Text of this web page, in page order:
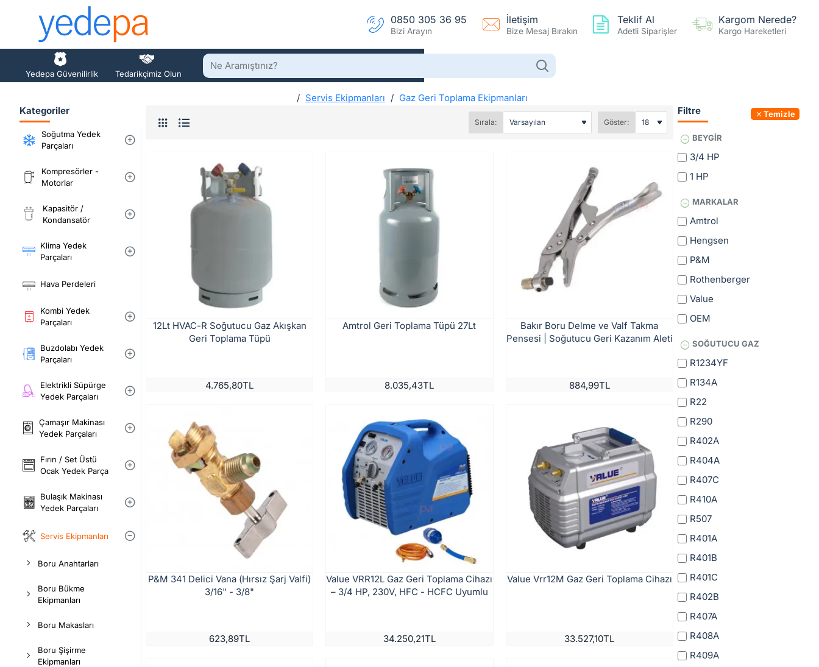
0850 305 36 95
Bizi Arayın
İletişim
Bize Mesaj Bırakın
Teklif Al
Adetli Siparişler
Kargom Nerede?
Kargo Hareketleri
Yedepa Güvenilirlik Tedarikçimiz Olun
Ne
Aramıştınız?
Servis Ekipmanları
Gaz Geri Toplama Ekipmanları
Kategoriler
Soğutma Yedek
Parçaları
Kompresörler -
Motorlar
Kapasitör /
Kondansatör
Klima Yedek
Parçaları
Hava Perdeleri
Kombi Yedek
Parçaları
Buzdolabı Yedek
Parçaları
Elektrikli Süpürge
Yedek Parçaları
Çamaşır Makinası
Yedek Parçaları
Fırın / Set Üstü
Ocak Yedek Parça
Bulaşık Makinası
Yedek Parçaları
Servis Ekipmanları
Boru Anahtarları
Boru Bükme
Ekipmanları
Boru Makasları
Boru Şişirme
Ekipmanları
Sırala: Göster:
12Lt HVAC-R Soğutucu Gaz Akışkan
Geri Toplama Tüpü
4.765,80TL
Amtrol Geri Toplama Tüpü 27Lt
8.035,43TL
Bakır Boru Delme ve Valf Takma
Pensesi | Soğutucu Geri Kazanım Aleti
884,99TL
P&M 341 Delici Vana (Hırsız Şarj Valfi)
3/16" - 3/8"
623,89TL
Value VRR12L Gaz Geri Toplama Cihazı
– 3/4 HP, 230V, HFC - HCFC Uyumlu
34.250,21TL
Value Vrr12M Gaz Geri Toplama Cihazı
33.527,10TL
Filtre Temizle
BEYGIR
3/4 HP
1 HP
MARKALAR
Amtrol
Hengsen
P&M
Rothenberger
Value
OEM
SOĞUTUCU GAZ
R1234YF
R134A
R22
R290
R402A
R404A
R407C
R410A
R507
R401A
R401B
R401C
R402B
R407A
R408A
R409A